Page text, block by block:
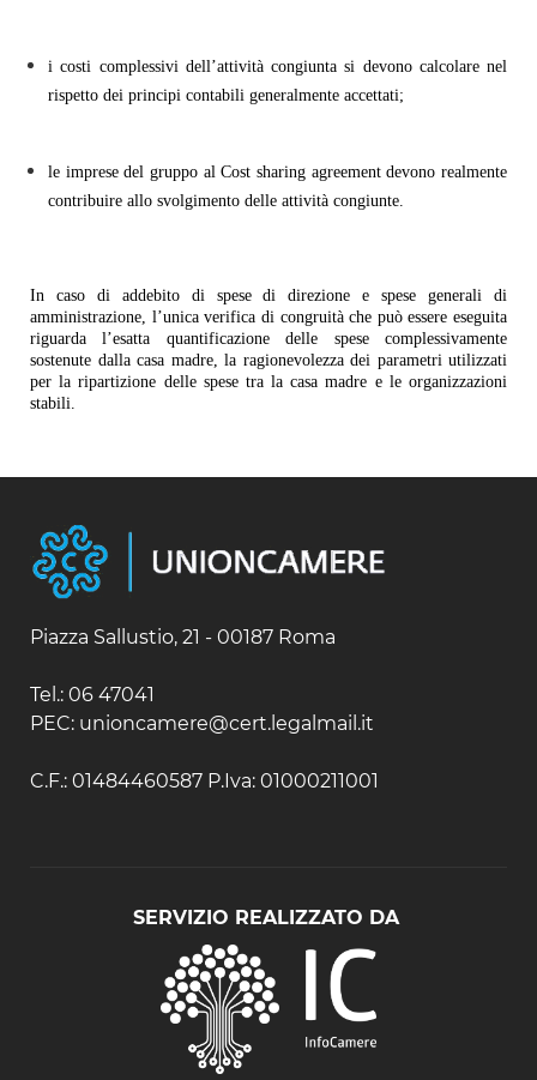
i costi complessivi dell’attività congiunta si devono calcolare nel
rispetto dei principi contabili generalmente accettati;
le imprese del gruppo al Cost sharing agreement devono realmente
contribuire allo svolgimento delle attività congiunte.
In caso di addebito di spese di direzione e spese generali di
amministrazione, l’unica verifica di congruità che può essere eseguita
riguarda l’esatta quantificazione delle spese complessivamente
sostenute dalla casa madre, la ragionevolezza dei parametri utilizzati
per la ripartizione delle spese tra la casa madre e le organizzazioni
stabili.
Piazza Sallustio, 21 - 00187 Roma
Tel.: 06 47041
PEC: unioncamere@cert.legalmail.it
C.F.: 01484460587 P.Iva: 01000211001
SERVIZIO REALIZZATO DA